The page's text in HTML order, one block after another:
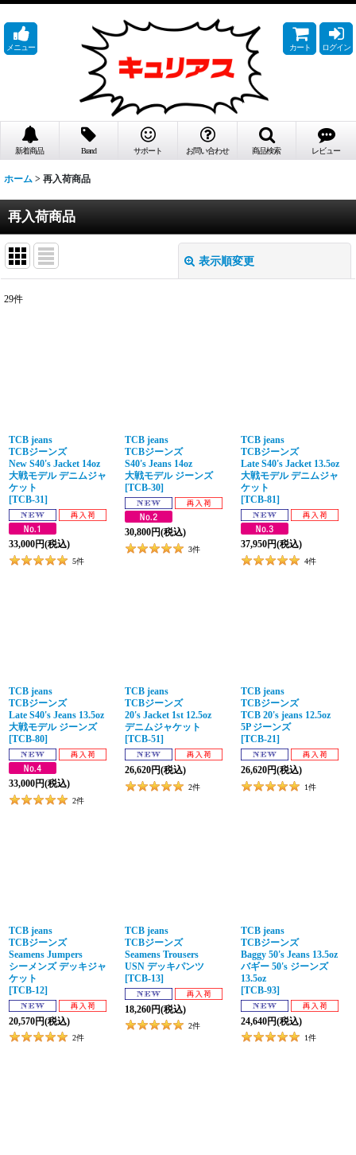
メニュー カート ログイン
新着商品 Brand サポート お問い合わせ 商品検索 レビュー
ホーム > 再入荷商品
再入荷商品
表示順変更
29件
TCB jeans
TCBジーンズ
New S40's Jacket 14oz
大戦モデル デニムジャ
ケット
[TCB-31]
33,000円(税込)
5件
TCB jeans
TCBジーンズ
S40's Jeans 14oz
大戦モデル ジーンズ
[TCB-30]
30,800円(税込)
3件
TCB jeans
TCBジーンズ
Late S40's Jacket 13.5oz
大戦モデル デニムジャ
ケット
[TCB-81]
37,950円(税込)
4件
TCB jeans
TCBジーンズ
Late S40's Jeans 13.5oz
大戦モデル ジーンズ
[TCB-80]
33,000円(税込)
2件
TCB jeans
TCBジーンズ
20's Jacket 1st 12.5oz
デニムジャケット
[TCB-51]
26,620円(税込)
2件
TCB jeans
TCBジーンズ
TCB 20's jeans 12.5oz
5P ジーンズ
[TCB-21]
26,620円(税込)
1件
TCB jeans
TCBジーンズ
Seamens Jumpers
シーメンズ デッキジャ
ケット
[TCB-12]
20,570円(税込)
2件
TCB jeans
TCBジーンズ
Seamens Trousers
USN デッキパンツ
[TCB-13]
18,260円(税込)
2件
TCB jeans
TCBジーンズ
Baggy 50's Jeans 13.5oz
バギー 50's ジーンズ
13.5oz
[TCB-93]
24,640円(税込)
1件